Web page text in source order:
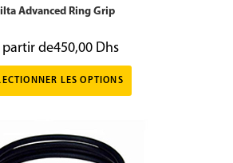
Advanced Ring Grip
partir de450,00 Dhs
LES OPTIONS